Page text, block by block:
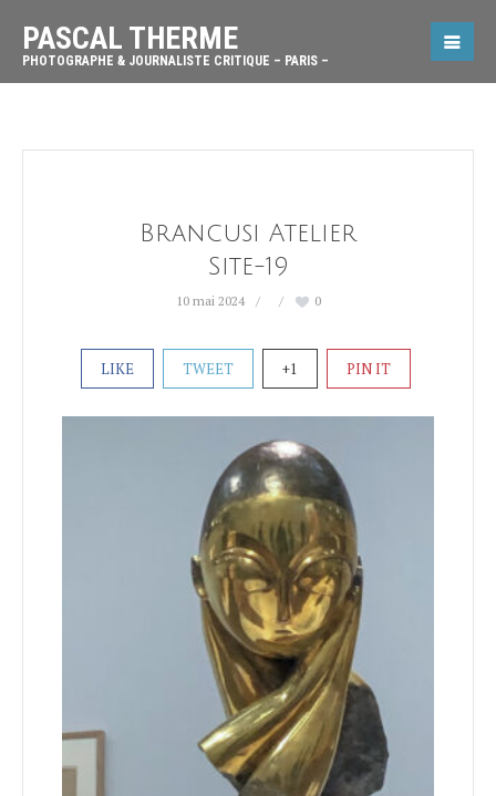
PASCAL THERME
PHOTOGRAPHE & JOURNALISTE CRITIQUE – PARIS –
Brancusi Atelier
Site-19
10 mai 2024 0
LIKE TWEET +1 PIN IT